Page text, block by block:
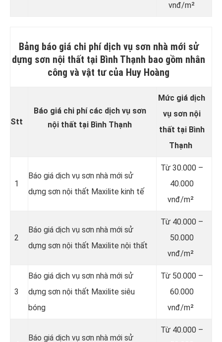
vnđ/m²
Bảng báo giá chi phí dịch vụ sơn nhà mới sử
dựng sơn nội thất tại Bình Thạnh bao gồm nhân
công và vật tư của Huy Hoàng
Stt
Báo giá chi phí các dịch vụ sơn
nội thất tại Bình Thạnh
Mức giá dịch
vụ sơn nội
thất tại Bình
Thạnh
1
Báo giá dịch vụ sơn nhà mới sử
dựng sơn nội thất Maxilite kinh tế
Từ 30.000 –
40.000
vnđ/m²
2
Báo giá dịch vụ sơn nhà mới sử
dựng sơn nội thất Maxilite nội thất
Từ 40.000 –
50.000
vnđ/m²
3
Báo giá dịch vụ sơn nhà mới sử
dựng sơn nội thất Maxilite siêu
bóng
Từ 50.000 –
60.000
vnđ/m²
Báo giá dịch vụ sơn nhà mới sử
Từ 40.000 –